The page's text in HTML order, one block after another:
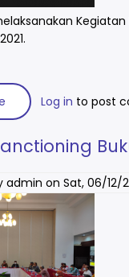
about
Koordinasi
Tim
PK
Log in to post
admin on Sat, 06/12/